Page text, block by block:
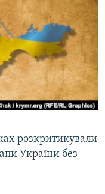
розкритикували
України без